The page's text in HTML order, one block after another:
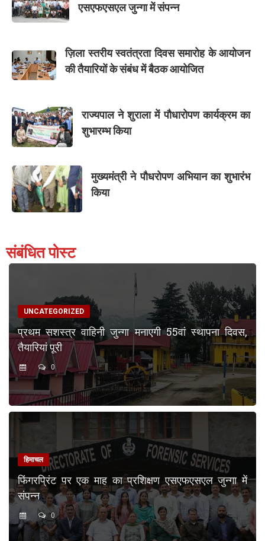
एसएफएसएल जुन्गा में संपन्न
ज़िला स्तरीय स्वतंत्रता दिवस समारोह के आयोजन
की तैयारियों के संबंध में बैठक आयोजित
राज्यपाल ने शुराला में पौधारोपण कार्यक्रम का
शुभारम्भ किया
मुख्यमंत्री ने पौधरोपण अभियान का शुभारंभ
किया
संबंधित पोस्ट
UNCATEGORIZED
प्रथम सशस्त्र वाहिनी जुन्गा मनाएगी 55वां स्थापना दिवस,
तैयारियां पूरी
0
हिमाचल
फिंगरप्रिंट पर एक माह का प्रशिक्षण एसएफएसएल जुन्गा में
संपन्न
0